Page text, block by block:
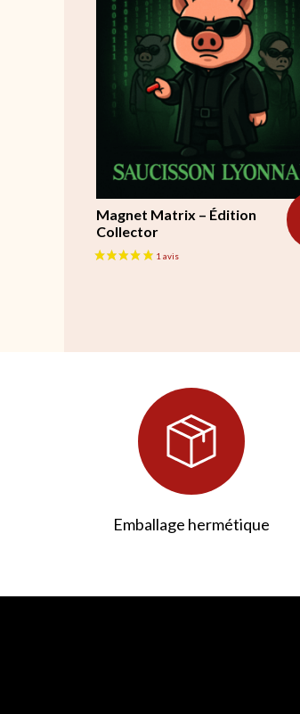
Magnet Matrix – Édition
Collector
Emballage hermétique